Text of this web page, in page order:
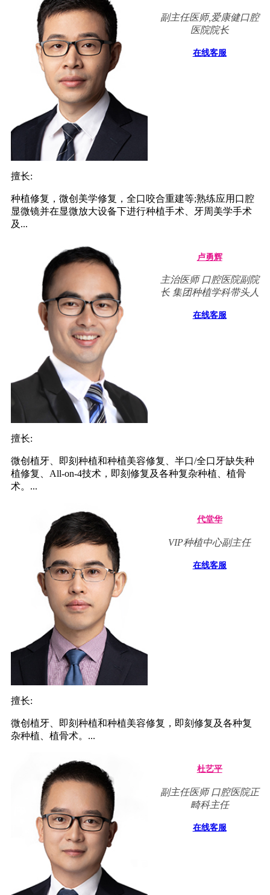
副主任医师,爱康健口腔
医院院长
在线客服
擅长:
种植修复，微创美学修复，全口咬合重建等;熟练应用口腔
显微镜并在显微放大设备下进行种植手术、牙周美学手术
及...
卢勇辉
主治医师 口腔医院副院
长 集团种植学科带头人
在线客服
擅长:
微创植牙、即刻种植和种植美容修复、半口/全口牙缺失种
植修复、All-on-4技术，即刻修复及各种复杂种植、植骨
术。...
代堂华
VIP种植中心副主任
在线客服
擅长:
微创植牙、即刻种植和种植美容修复，即刻修复及各种复
杂种植、植骨术。...
杜艺平
副主任医师 口腔医院正
畸科主任
在线客服